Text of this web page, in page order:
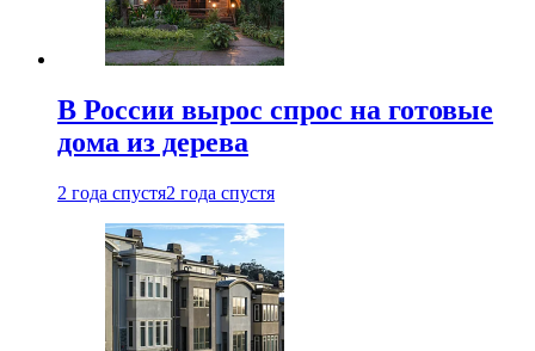
В России вырос спрос на готовые
дома из дерева
2 года спустя2 года спустя